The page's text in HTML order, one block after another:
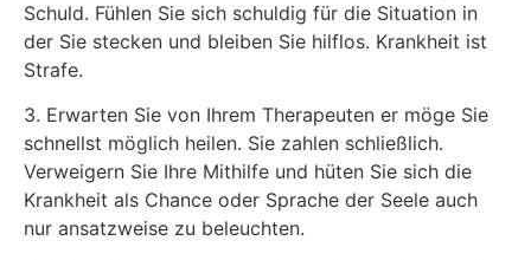
Schuld. Fühlen Sie sich schuldig für die Situation in
der Sie stecken und bleiben Sie hilflos. Krankheit ist
Strafe.
3. Erwarten Sie von Ihrem Therapeuten er möge Sie
schnellst möglich heilen. Sie zahlen schließlich.
Verweigern Sie Ihre Mithilfe und hüten Sie sich die
Krankheit als Chance oder Sprache der Seele auch
nur ansatzweise zu beleuchten.